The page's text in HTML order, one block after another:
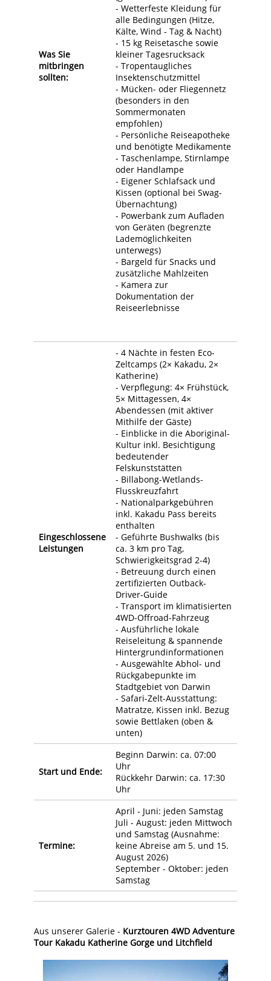
Was Sie
mitbringen
sollten:
- Wetterfeste Kleidung für
alle Bedingungen (Hitze,
Kälte, Wind - Tag & Nacht)
- 15 kg Reisetasche sowie
kleiner Tagesrucksack
- Tropentaugliches
Insektenschutzmittel
- Mücken- oder Fliegennetz
(besonders in den
Sommermonaten
empfohlen)
- Persönliche Reiseapotheke
und benötigte Medikamente
- Taschenlampe, Stirnlampe
oder Handlampe
- Eigener Schlafsack und
Kissen (optional bei Swag-
Übernachtung)
- Powerbank zum Aufladen
von Geräten (begrenzte
Lademöglichkeiten
unterwegs)
- Bargeld für Snacks und
zusätzliche Mahlzeiten
- Kamera zur
Dokumentation der
Reiseerlebnisse
Eingeschlossene
Leistungen
- 4 Nächte in festen Eco-
Zeltcamps (2× Kakadu, 2×
Katherine)
- Verpflegung: 4× Frühstück,
5× Mittagessen, 4×
Abendessen (mit aktiver
Mithilfe der Gäste)
- Einblicke in die Aboriginal-
Kultur inkl. Besichtigung
bedeutender
Felskunststätten
- Billabong-Wetlands-
Flusskreuzfahrt
- Nationalparkgebühren
inkl. Kakadu Pass bereits
enthalten
- Geführte Bushwalks (bis
ca. 3 km pro Tag,
Schwierigkeitsgrad 2-4)
- Betreuung durch einen
zertifizierten Outback-
Driver-Guide
- Transport im klimatisierten
4WD-Offroad-Fahrzeug
- Ausführliche lokale
Reiseleitung & spannende
Hintergrundinformationen
- Ausgewählte Abhol- und
Rückgabepunkte im
Stadtgebiet von Darwin
- Safari-Zelt-Ausstattung:
Matratze, Kissen inkl. Bezug
sowie Bettlaken (oben &
unten)
Start und Ende:
Beginn Darwin: ca. 07:00
Uhr
Rückkehr Darwin: ca. 17:30
Uhr
Termine:
April - Juni: jeden Samstag
Juli - August: jeden Mittwoch
und Samstag (Ausnahme:
keine Abreise am 5. und 15.
August 2026)
September - Oktober: jeden
Samstag
Aus unserer Galerie - Kurztouren 4WD Adventure
Tour Kakadu Katherine Gorge und Litchfield